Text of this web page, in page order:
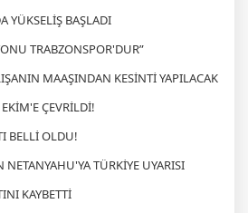
YÜKSELİŞ BAŞLADI
TRABZONSPOR'DUR”
MAAŞINDAN KESİNTİ YAPILACAK
ÇEVRİLDİ!
BELLİ OLDU!
TÜRKİYE UYARISI
KAYBETTİ